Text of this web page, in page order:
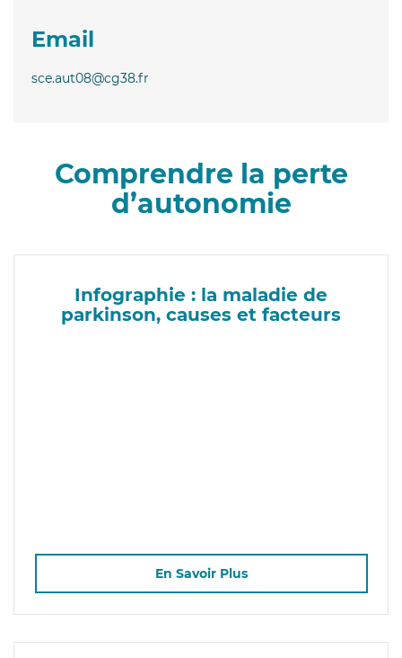
Email
sce.aut08@cg38.fr
Comprendre la perte
d’autonomie
Infographie : la maladie de
parkinson, causes et facteurs
En Savoir Plus